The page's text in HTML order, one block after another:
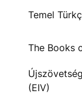
Temel
The Books
(EIV)